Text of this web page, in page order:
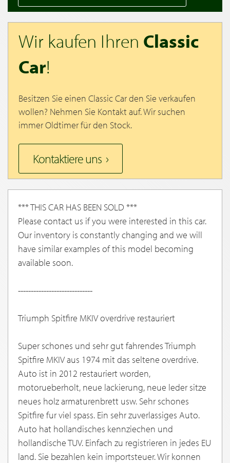
Wir kaufen Ihren Classic
Car!
Besitzen Sie einen Classic Car den Sie verkaufen
wollen? Nehmen Sie Kontakt auf. Wir suchen
immer Oldtimer für den Stock.
Kontaktiere uns
*** THIS CAR HAS BEEN SOLD ***
Please contact us if you were interested in this car.
Our inventory is constantly changing and we will
have similar examples of this model becoming
available soon.
-----------------------------
Triumph Spitfire MKIV overdrive restauriert
Super schones und sehr gut fahrendes Triumph
Spitfire MKIV aus 1974 mit das seltene overdrive.
Auto ist in 2012 restauriert worden,
motorueberholt, neue lackierung, neue leder sitze
neues holz armaturenbrett usw. Sehr schones
Spitfire fur viel spass. Ein sehr zuverlassiges Auto.
Auto hat hollandisches kennziechen und
hollandische TUV. Einfach zu registrieren in jedes EU
land. Sie bezahlen kein importsteuer. Wir konnen